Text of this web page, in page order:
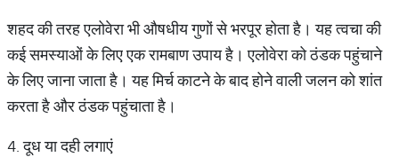
शहद की तरह एलोवेरा भी औषधीय गुणों से भरपूर होता है। यह त्वचा की
कई समस्याओं के लिए एक रामबाण उपाय है। एलोवेरा को ठंडक पहुंचाने
के लिए जाना जाता है। यह मिर्च काटने के बाद होने वाली जलन को शांत
करता है और ठंडक पहुंचाता है।
4. दूध या दही लगाएं